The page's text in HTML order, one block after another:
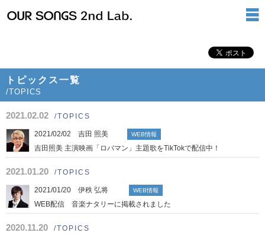
トピックス一覧
/TOPICS
2021.02.02 /TOPICS
2021/02/02 吉田 照美 WEB情報
吉田照美 主演映画「ロバマン」主題歌をTikTokで配信中！
2021.01.20 /TOPICS
2021/01/20 伊秩 弘将 WEB情報
WEB配信 音楽ナタリーに掲載されました
2020.11.20 /TOPICS